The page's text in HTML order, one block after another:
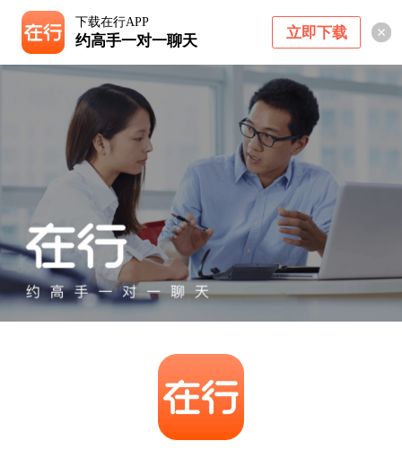
下载在行APP
约高手一对一聊天 立即下载